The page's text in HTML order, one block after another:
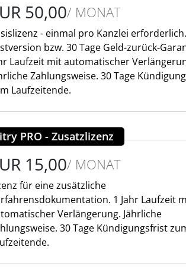
50,00/ MONAT
- einmal pro Kanzlei
bzw. 30 Tage Geld-zurück-
Laufzeit mit automatischer
Zahlungsweise. 30 Tage
Laufzeitende.
PRO - Zusatzlizenz
15,00/ MONAT
für eine zusätzliche
1 Jahr Laufzeit
Verlängerung. Jährliche
30 Tage Kündigungsfrist